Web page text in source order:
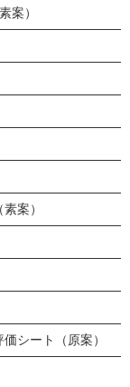
案）
案）
シート（原案）